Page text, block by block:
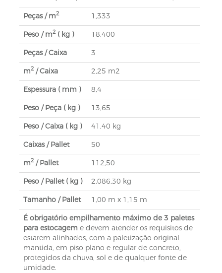
Peças / m2
1,333
Peso / m2( kg )
18,400
Peças / Caixa
3
m2/ Caixa
2,25 m2
Espessura ( mm )
8,4
Peso / Peça ( kg )
13,65
Peso / Caixa ( kg )
41,40 kg
Caixas / Pallet
50
m2/ Pallet
112,50
Peso / Pallet ( kg )
2.086,30 kg
Tamanho / Pallet
1,00 m x 1,15 m
É obrigatório empilhamento máximo de 3 paletes
para estocagem e devem atender os requisitos de
estarem alinhados, com a paletização original
mantida, em piso plano e regular de concreto,
protegidos da chuva, sol e de qualquer fonte de
umidade.